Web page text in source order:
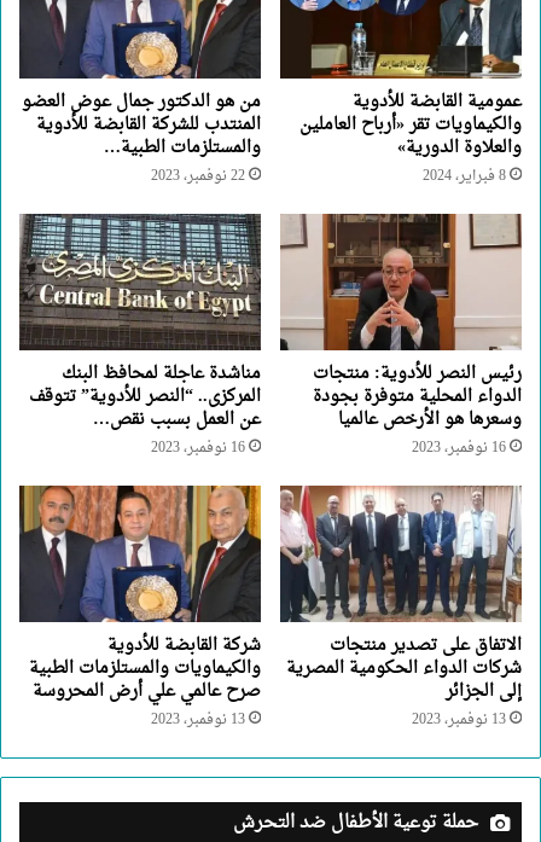
عمومية القابضة للأدوية
والكيماويات تقر «أرباح العاملين
والعلاوة الدورية»
8 فبراير، 2024
من هو الدكتور جمال عوض العضو
المنتدب للشركة القابضة للأدوية
والمستلزمات الطبية…
22 نوفمبر، 2023
رئيس النصر للأدوية: منتجات
الدواء المحلية متوفرة بجودة
وسعرها هو الأرخص عالميا
16 نوفمبر، 2023
مناشدة عاجلة لمحافظ البنك
المركزى.. “النصر للأدوية” تتوقف
عن العمل بسبب نقص…
16 نوفمبر، 2023
الاتفاق على تصدير منتجات
شركات الدواء الحكومية المصرية
إلى الجزائر
13 نوفمبر، 2023
شركة القابضة للأدوية
والكيماويات والمستلزمات الطبية
صرح عالمي علي أرض المحروسة
13 نوفمبر، 2023
حملة توعية الأطفال ضد التحرش